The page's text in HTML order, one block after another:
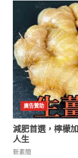
減肥首選，檸檬
人生
新素簡